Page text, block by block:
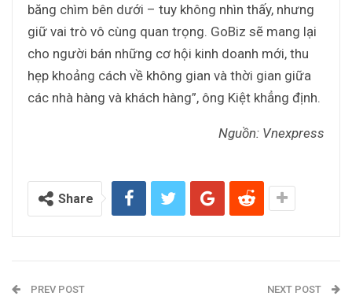
băng chìm bên dưới – tuy không nhìn thấy, nhưng
giữ vai trò vô cùng quan trọng. GoBiz sẽ mang lại
cho người bán những cơ hội kinh doanh mới, thu
hẹp khoảng cách về không gian và thời gian giữa
các nhà hàng và khách hàng”, ông Kiệt khẳng định.
Nguồn: Vnexpress
Share
PREV POST NEXT POST